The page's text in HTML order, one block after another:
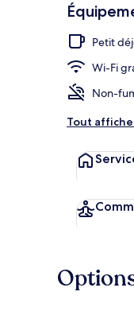
Petit
Wi-Fi
Non-
Tout